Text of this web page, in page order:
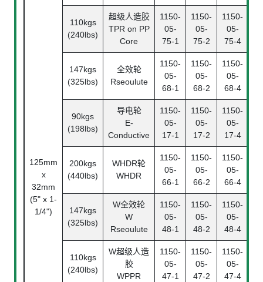
125mm
x
32mm
(5" x 1-
1/4")
110kgs
(240lbs)
超级人造胶
TPR on PP
Core
1150-
05-
75-1
1150-
05-
75-2
1150-
05-
75-4
147kgs
(325lbs)
全效轮
Rseoulute
1150-
05-
68-1
1150-
05-
68-2
1150-
05-
68-4
90kgs
(198lbs)
导电轮
E-
Conductive
1150-
05-
17-1
1150-
05-
17-2
1150-
05-
17-4
200kgs
(440lbs)
WHDR轮
WHDR
1150-
05-
66-1
1150-
05-
66-2
1150-
05-
66-4
147kgs
(325lbs)
W全效轮
W
Rseoulute
1150-
05-
48-1
1150-
05-
48-2
1150-
05-
48-4
110kgs
(240lbs)
W超级人造
胶
WPPR
1150-
05-
47-1
1150-
05-
47-2
1150-
05-
47-4